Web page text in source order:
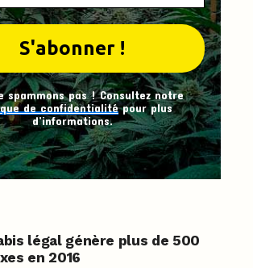
spammons pas ! Consultez notre
de confidentialitépour plus
d’informations.
légal génère plus de 500
en 2016